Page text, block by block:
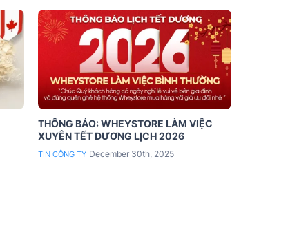
THÔNG BÁO: WHEYSTORE LÀM VIỆC
XUYÊN TẾT DƯƠNG LỊCH 2026
TIN CÔNG TY December 30th, 2025